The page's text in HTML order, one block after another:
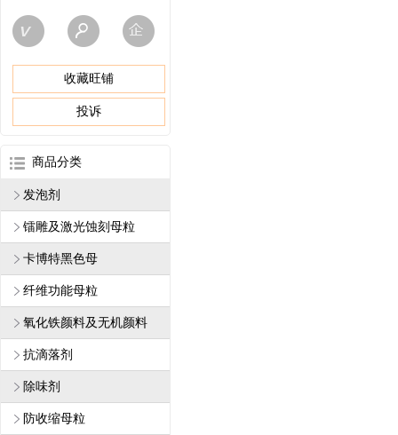
收藏旺铺
投诉
商品分类
发泡剂
镭雕及激光蚀刻母粒
卡博特黑色母
纤维功能母粒
氧化铁颜料及无机颜料
抗滴落剂
除味剂
防收缩母粒